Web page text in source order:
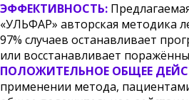
ЭФФЕКТИВНОСТЬ:
«УЛЬФАР» авторская методика
97% случаев останавливает
или восстанавливает
ПОЛОЖИТЕЛЬНОЕ ОБЩЕЕ
применении метода,